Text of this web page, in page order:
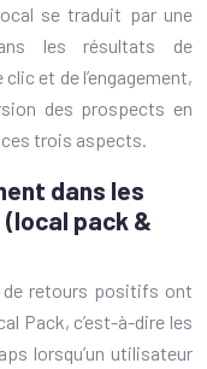
se traduit par une
les résultats de
et de l’engagement,
des prospects en
trois aspects.
dans les
pack &
de retours positifs ont
Pack, c’est-à-dire les
lorsqu’un utilisateur